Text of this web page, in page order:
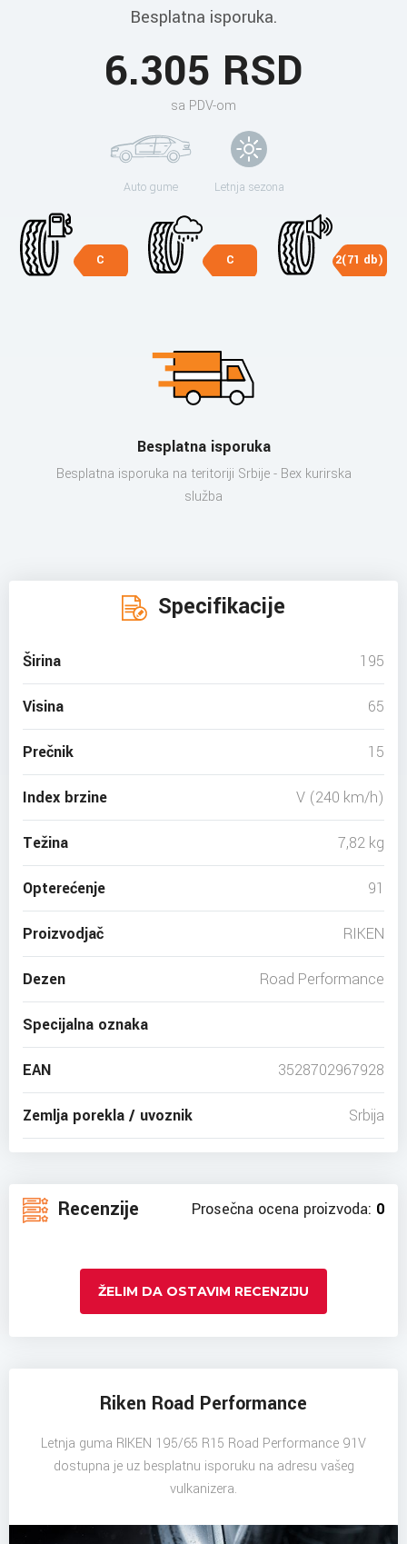
Besplatna isporuka.
6.305 RSD
sa PDV-om
Auto gume Letnja sezona
C C 2(71 db)
Besplatna isporuka
Besplatna isporuka na teritoriji Srbije - Bex kurirska
služba
Specifikacije
Širina 195
Visina 65
Prečnik 15
Index brzine V (240 km/h)
Težina 7,82 kg
Opterećenje 91
Proizvodjač RIKEN
Dezen Road Performance
Specijalna oznaka
EAN 3528702967928
Zemlja porekla / uvoznik Srbija
Recenzije Prosečna ocena proizvoda: 0
ŽELIM DA OSTAVIM RECENZIJU
Riken Road Performance
Letnja guma RIKEN 195/65 R15 Road Performance 91V
dostupna je uz besplatnu isporuku na adresu vašeg
vulkanizera.